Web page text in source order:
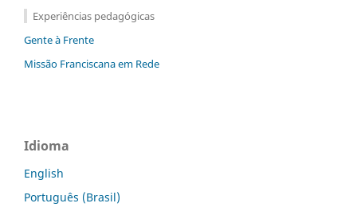
Experiências pedagógicas
Gente à Frente
Missão Franciscana em Rede
Idioma
English
Português (Brasil)